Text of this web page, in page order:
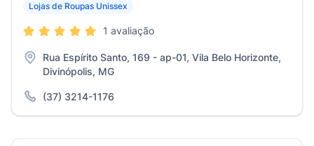
Lojas de Roupas Unissex
1 avaliação
Rua Espírito Santo, 169 - ap-01, Vila Belo Horizonte,
Divinópolis, MG
(37) 3214-1176